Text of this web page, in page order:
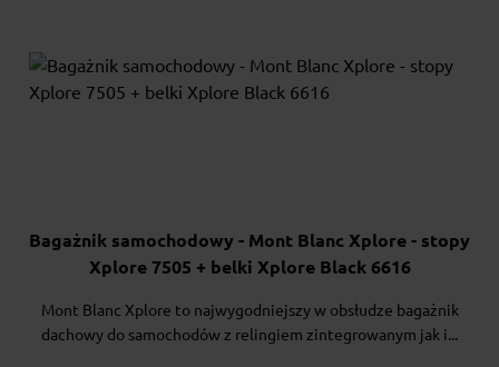
Bagażnik samochodowy - Mont Blanc Xplore - stopy
Xplore 7505 + belki Xplore Black 6616
Mont Blanc Xplore to najwygodniejszy w obsłudze bagażnik
dachowy do samochodów z relingiem zintegrowanym jak i...